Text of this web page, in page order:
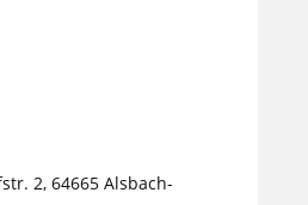
2, 64665 Alsbach-